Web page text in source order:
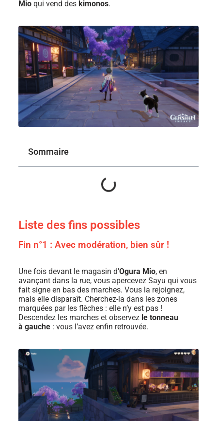
Mio qui vend des kimonos.
Sommaire
Liste des fins possibles
Fin n°1 : Avec modération, bien sûr !
Une fois devant le magasin d’Ogura Mio, en
avançant dans la rue, vous apercevez Sayu qui vous
fait signe en bas des marches. Vous la rejoignez,
mais elle disparaît. Cherchez-la dans les zones
marquées par les flèches : elle n’y est pas !
Descendez les marches et observez le tonneau
à gauche : vous l’avez enfin retrouvée.